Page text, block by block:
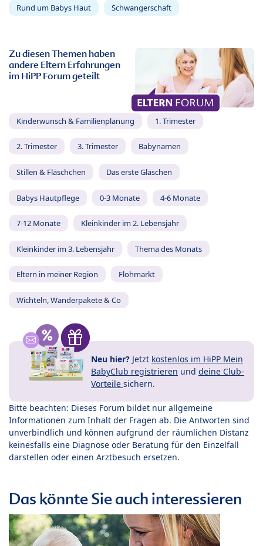
Rund um Babys Haut Schwangerschaft
Zu diesen Themen haben
andere Eltern Erfahrungen
im HiPP Forum geteilt
Kinderwunsch & Familienplanung 1. Trimester
2. Trimester 3. Trimester Babynamen
Stillen & Fläschchen Das erste Gläschen
Babys Hautpflege 0-3 Monate 4-6 Monate
7-12 Monate Kleinkinder im 2. Lebensjahr
Kleinkinder im 3. Lebensjahr Thema des Monats
Eltern in meiner Region Flohmarkt
Wichteln, Wanderpakete & Co
Neu hier? Jetzt kostenlos im HiPP Mein
BabyClub registrieren und deine Club-
Vorteile sichern.
Bitte beachten: Dieses Forum bildet nur allgemeine
Informationen zum Inhalt der Fragen ab. Die Antworten sind
unverbindlich und können aufgrund der räumlichen Distanz
keinesfalls eine Diagnose oder Beratung für den Einzelfall
darstellen oder einen Arztbesuch ersetzen.
Das könnte Sie auch interessieren